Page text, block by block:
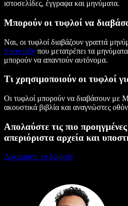
ιστοσελίδες, έγγραφα και μηνύματα.
Μπορούν οι τυφλοί να
Ναι, οι τυφλοί διαβάζουν γραπτά
Speechify που μετατρέπει τα
μπορούν να απαντούν αυτόνομα.
Τι χρησιμοποιούν οι τυφλοί
Οι τυφλοί μπορούν να διαβάσουν με
ακουστικά βιβλία και αναγνώστες
Απολαύστε τις πιο
απεριόριστα αρχεία και
Δοκιμάστε το δωρεάν